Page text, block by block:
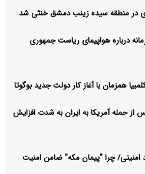
در منطقه سیده زینب دمشق خنثی شد
درباره هواپیمای ریاست جمهوری
همزمان با آغاز کار دولت جدید بوگوتا
از حمله آمریکا به ایران به شدت افزایش
چرا "پیمان مکه" ضامن امنیت